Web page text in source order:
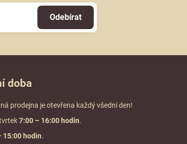
Odebírat
doba
prodejna je otevřena každý všední den!
7:00 – 16:00 hodin.
15:00 hodin.